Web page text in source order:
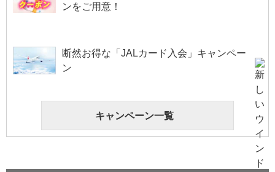
ンをご用意！
断然お得な「JALカード入会」キャンペー
ン
キャンペーン一覧